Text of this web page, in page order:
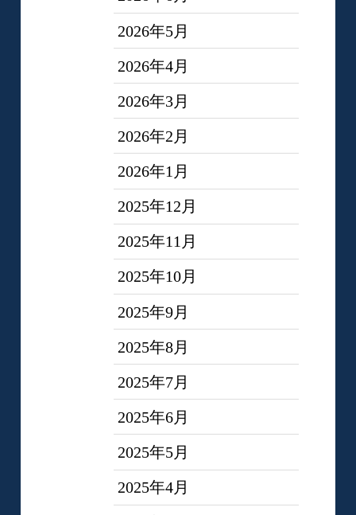
2026年5月
2026年4月
2026年3月
2026年2月
2026年1月
2025年12月
2025年11月
2025年10月
2025年9月
2025年8月
2025年7月
2025年6月
2025年5月
2025年4月